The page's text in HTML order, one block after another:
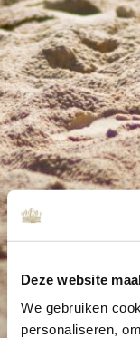
Deze website
We gebruiken
personaliseren,